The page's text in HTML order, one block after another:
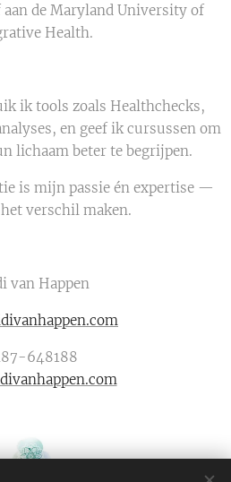
de Maryland University of
Health.
ik tools zoals Healthchecks,
en geef ik cursussen om
lichaam beter te begrijpen.
is mijn passie én expertise —
verschil maken.
van Happen
648188